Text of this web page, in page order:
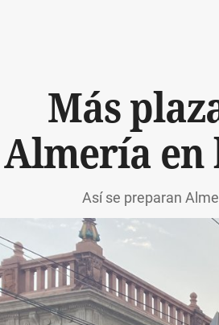
Más
Almería en
Así se preparan